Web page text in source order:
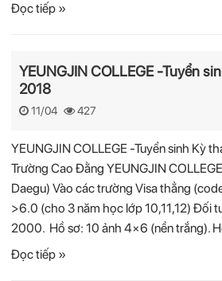
Đọc tiếp »
YEUNGJIN COLLEGE -Tuyển
2018
11/04 427
YEUNGJIN COLLEGE -Tuyển sinh Kỳ
Trường Cao Đằng YEUNGJIN
Daegu) Vào các trường Visa thẳng
>6.0 (cho 3 năm học lớp 10,11,12) Đối
2000. Hồ sơ: 10 ảnh 4×6 (nền trắng).
Đọc tiếp »